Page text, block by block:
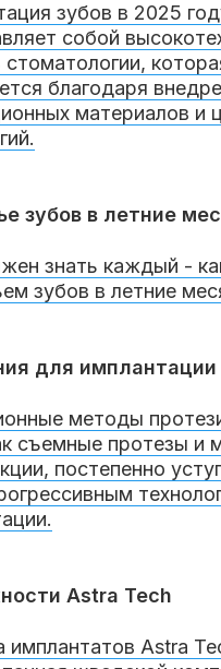
зубов в 2025
собой
стоматологии,
благодаря
материалов и
зубов в летние
знать каждый -
зубов в летние
для имплантации
методы
съемные протезы и
постепенно
Astra Tech
имплантатов Astra